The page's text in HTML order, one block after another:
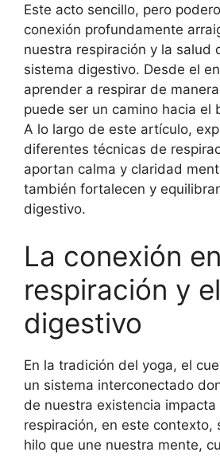
Este acto sencillo, pero
conexión profundamente
nuestra respiración y la salud
sistema digestivo. Desde el
aprender a respirar de
puede ser un camino hacia el
A lo largo de este artículo,
diferentes técnicas de
aportan calma y claridad
también fortalecen y
digestivo.
La conexión
respiración y
digestivo
En la tradición del yoga, el
un sistema interconectado
de nuestra existencia
respiración, en este contexto,
hilo que une nuestra mente,